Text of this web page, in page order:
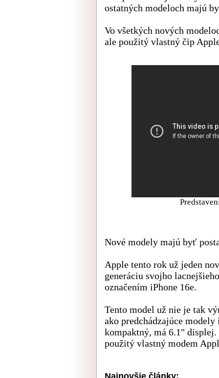
ostatných modeloch majú
Vo všetkých nových
ale použitý vlastný čip
Nové modely majú byť
Apple tento rok už jeden
generáciu svojho
označením iPhone 16e.
Tento model už nie je tak
ako predchádzajúce
kompaktný, má 6.1"
použitý vlastný modem
Najnovšie články: